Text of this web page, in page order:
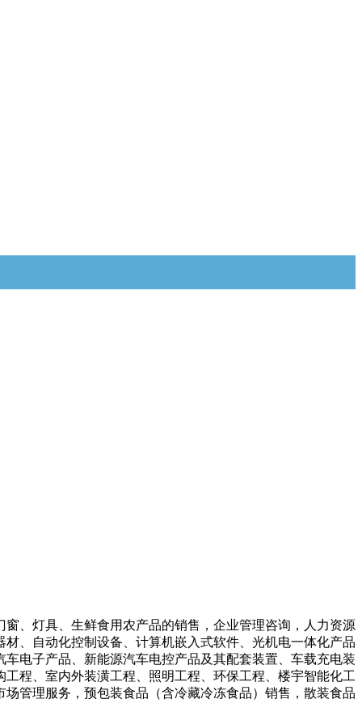
、灯具、生鲜食用农产品的销售，企业管理咨询，人力资源
、自动化控制设备、计算机嵌入式软件、光机电一体化产品
电子产品、新能源汽车电控产品及其配套装置、车载充电装
程、室内外装潢工程、照明工程、环保工程、楼宇智能化工
管理服务，预包装食品（含冷藏冷冻食品）销售，散装食品